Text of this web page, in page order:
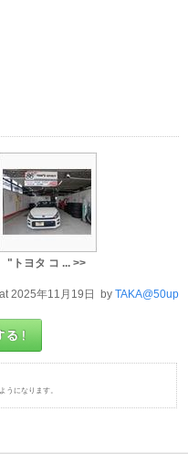
"トヨタ コ ... >>
2025年11月19日 by TAKA@50up
うになります。